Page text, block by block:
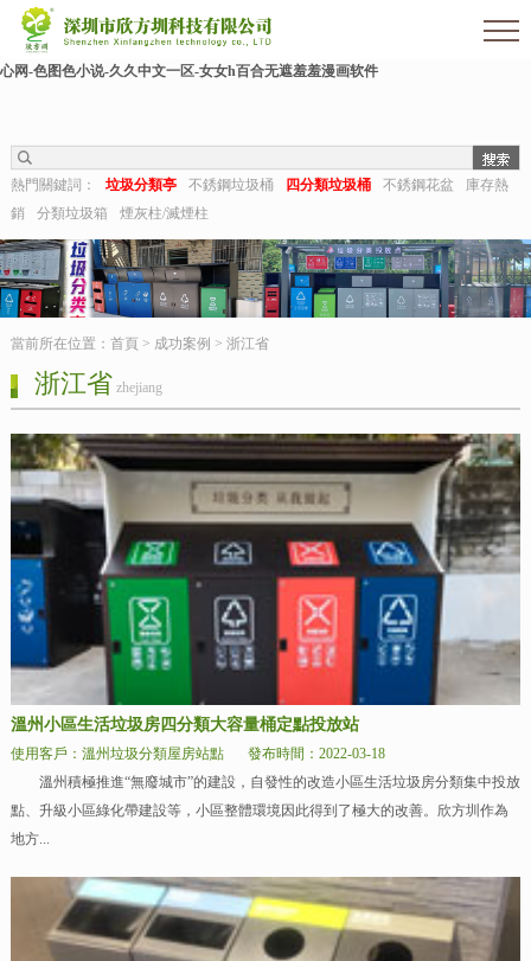
欧美伊人-麻豆精品一区二区三区-欧美日b视频-阿v天堂网-中文字幕第六页-狠狠干干-
国产h在线观看-国产嫩草视频-日日夜夜拍-亚洲第一视频网-毛片在线网站-五月婷婷开
心网-色图色小说-久久中文一区-女女h百合无遮羞羞漫画软件
熱門關鍵詞： 垃圾分類亭 不銹鋼垃圾桶 四分類垃圾桶 不銹鋼花盆
庫存熱
銷
分類垃圾箱 煙灰柱/滅煙柱
當前所在位置： 首頁> 成功案例 > 浙江省
浙江省 zhejiang
溫州小區生活垃圾房四分類大容量桶定點投放站
使用客戶：溫州垃圾分類屋房站點
發布時間：2022-03-18
溫州積極推進“無廢城市”的建設，自發性的改造小區生活垃圾房分類集中投放
點、升級小區綠化帶建設等，小區整體環境因此得到了極大的改善。欣方圳作為
地方...